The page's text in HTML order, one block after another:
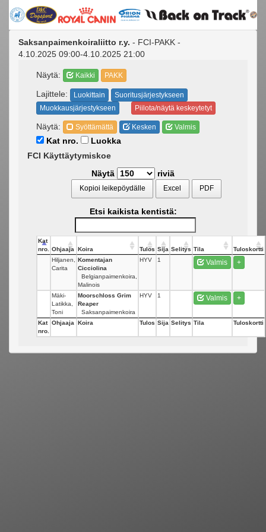
Saksanpaimenkoiraliitto r.y. - FCI-PAKK -
4.10.2025 09:00-4.10.2025 21:00
Näytä: Kaikki PAKK
Lajittele: Luokittain
Suoritusjärjestykseen
Muokkausjärjestykseen
Piilota/näytä keskeytetyt
Näytä: Syöttämättä Kesken Valmis
Kat nro.
Luokka
FCI Käyttäytymiskoe
Näytä
riviä
Kopioi leikepöydälle Excel PDF
Etsi kaikista kentistä:
Kat
nro.
Ohjaaja Koira Tulos Sija Selitys Tila
Tuloskortti
Hiljanen,
Carita
Komentajan
Cicciolina
Belgianpaimenkoira,
Malinois
HYV 1 Valmis +
Mäki-
Latikka,
Toni
Moorschloss Grim
Reaper
Saksanpaimenkoira
HYV 1 Valmis +
Kat
nro.
Ohjaaja Koira Tulos Sija Selitys Tila Tuloskortti